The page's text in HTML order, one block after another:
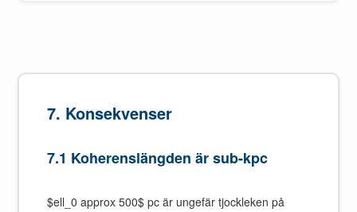
7. Konsekvenser
7.1 Koherenslängden är sub-kpc
$ell_0 approx 500$ pc är ungefär tjockleken på